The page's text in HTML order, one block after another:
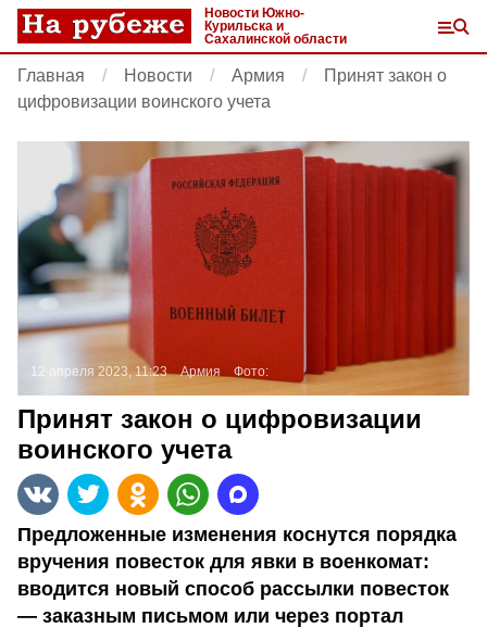
Новости Южно-
Курильска и
Сахалинской области
Главная Новости Армия
Принят закон о
цифровизации воинского учета
12 апреля 2023, 11:23 Армия Фото:
Принят закон о цифровизации
воинского учета
Предложенные изменения коснутся порядка
вручения повесток для явки в военкомат:
вводится новый способ рассылки повесток
— заказным письмом или через портал